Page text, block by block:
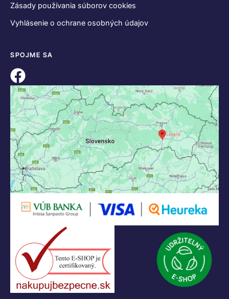
Zásady používania súborov cookies
Vyhlásenie o ochrane osobných údajov
SPOJME SA